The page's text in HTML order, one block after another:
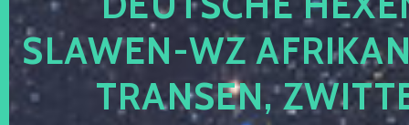
SLAWEN-WZ
TRANSEN,